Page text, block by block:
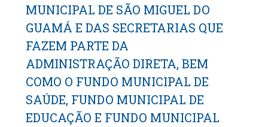
MUNICIPAL DE SÃO MIGUEL DO
GUAMÁ E DAS SECRETARIAS QUE
FAZEM PARTE DA
ADMINISTRAÇÃO DIRETA, BEM
COMO O FUNDO MUNICIPAL DE
SAÚDE, FUNDO MUNICIPAL DE
EDUCAÇÃO E FUNDO MUNICIPAL